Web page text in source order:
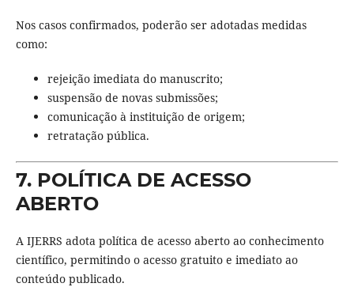
Nos casos confirmados, poderão ser adotadas medidas
como:
rejeição imediata do manuscrito;
suspensão de novas submissões;
comunicação à instituição de origem;
retratação pública.
7. POLÍTICA DE ACESSO
ABERTO
A IJERRS adota política de acesso aberto ao conhecimento
científico, permitindo o acesso gratuito e imediato ao
conteúdo publicado.